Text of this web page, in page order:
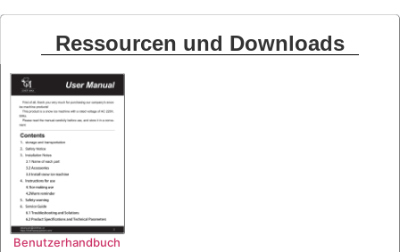
Ressourcen und Downloads
Benutzerhandbuch